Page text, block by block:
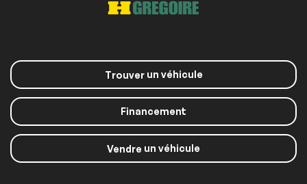
Trouverun véhicule
Financement
Vendre un véhicule